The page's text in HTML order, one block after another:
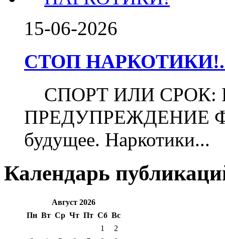
15-06-2026
СТОП
СПОРТ ИЛИ СРОК:
ПРЕДУПРЕЖДЕНИЕ
будущее. Наркотики...
Календарь
Август 2026
Пн Вт Ср Чт Пт Сб Вс
1
2